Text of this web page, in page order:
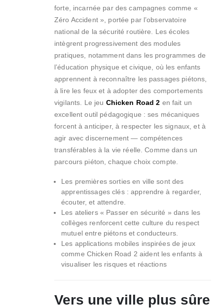
forte, incarnée par des campagnes comme «
Zéro Accident », portée par l’observatoire
national de la sécurité routière. Les écoles
intègrent progressivement des modules
pratiques, notamment dans les programmes de
l’éducation physique et civique, où les enfants
apprennent à reconnaître les passages piétons,
à lire les feux et à adopter des comportements
vigilants. Le jeu Chicken Road 2 en fait un
excellent outil pédagogique : ses mécaniques
forcent à anticiper, à respecter les signaux, et à
agir avec discernement — compétences
transférables à la vie réelle. Comme dans un
parcours piéton, chaque choix compte.
Les premières sorties en ville sont des
apprentissages clés : apprendre à regarder,
écouter, et attendre.
Les ateliers « Passer en sécurité » dans les
collèges renforcent cette culture du respect
mutuel entre piétons et conducteurs.
Les applications mobiles inspirées de jeux
comme Chicken Road 2 aident les enfants à
visualiser les risques et réactions
Vers une ville plus sûre